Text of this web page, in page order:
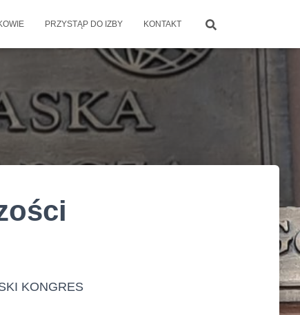
PRZYSTĄP DO IZBY KONTAKT
KONGRES